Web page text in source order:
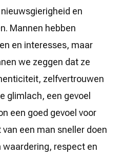
en
Mannen hebben
en interesses, maar
we zeggen dat ze
zelfvertrouwen
glimlach, een gevoel
een goed gevoel voor
een man sneller doen
waardering, respect en